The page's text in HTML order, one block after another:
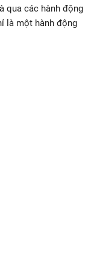
qua các hành động
là một hành động